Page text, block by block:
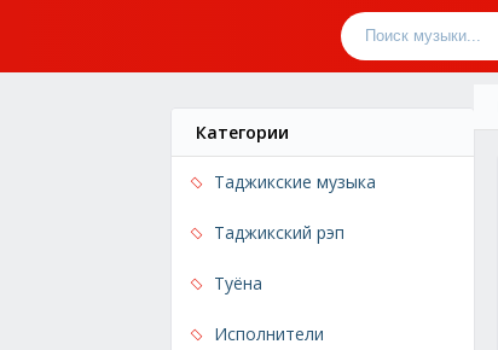
Категории
Таджикские музыка
Таджикский рэп
Туёна
Исполнители